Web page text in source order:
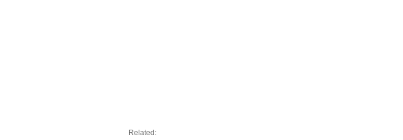
Related: